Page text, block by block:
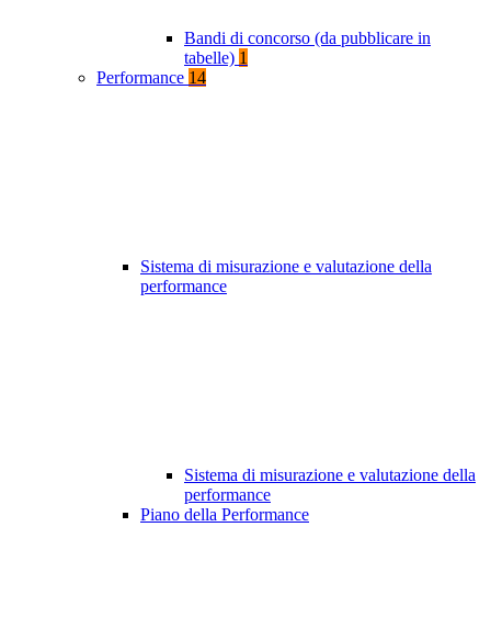
Bandi di concorso (da pubblicare in
tabelle) 1
Performance 14
Sistema di misurazione e valutazione della
performance
Sistema di misurazione e valutazione della
performance
Piano della Performance